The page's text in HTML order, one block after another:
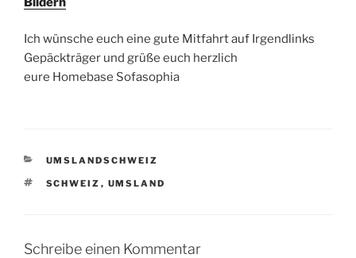
Ich wünsche euch eine gute Mitfahrt auf Irgendlinks
Gepäckträger und grüße euch herzlich
eure Homebase Sofasophia
KATEGORIEN
UMSLANDSCHWEIZ
SCHLAGWÖRTER
SCHWEIZ , UMSLAND
Schreibe einen Kommentar